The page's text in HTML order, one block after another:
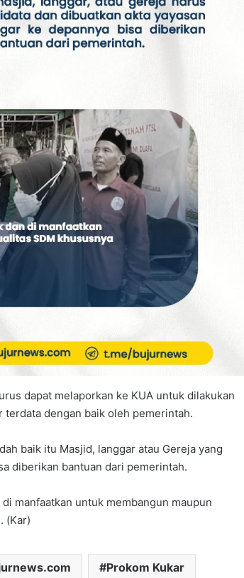
dapat melaporkan ke KUA untuk dilakukan
terdata dengan baik oleh pemerintah.
baik itu Masjid, langgar atau Gereja yang
diberikan bantuan dari pemerintah.
manfaatkan untuk membangun maupun
(Kar)
Prokom Kukar